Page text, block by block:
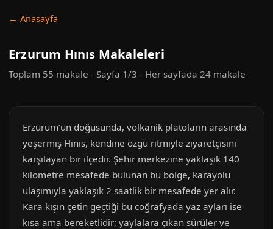
← Anasayfa
Erzurum Hınıs Makaleleri
Toplam 55 makale - Sayfa 1/3 - Her sayfada 24 makale
Erzurum’un doğusunda, volkanik platoların arasında
yeşermiş Hınıs, kendine özgü ritmiyle ziyaretçisini
karşılayan bir ilçedir. Şehir merkezine yaklaşık 140
kilometre mesafede bulunan bu bölge, karayolu
ulaşımıyla yaklaşık 2 saatlik bir mesafede yer alır.
Kara kışın çetin geçtiği bu coğrafyada yaz ayları ise
kısa ama bereketlidir; yaylalara çıkan sürüler ve